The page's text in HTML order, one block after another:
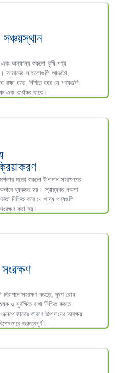
অন্যান্য শুকনো কৃষি পণ্য
আমাদের সাইলোগুলি আর্দ্রতা,
রক্ষা করে, নিশ্চিত করে যে পণ্যগুলি
এবং কার্যকর থাকে।
মতো শুকনো উপাদান সংরক্ষণের
ব্যবহৃত হয়। স্বাস্থ্যকর নকশা
নিশ্চিত করে যে খাদ্য পণ্যগুলি
করা হয়।
নিরাপদে সংরক্ষণ করতে, দূষণ রোধ
ও সুরক্ষিত রাখা নিশ্চিত করতে
কারণে উপাদানের অবক্ষয়
গুরুত্বপূর্ণ।